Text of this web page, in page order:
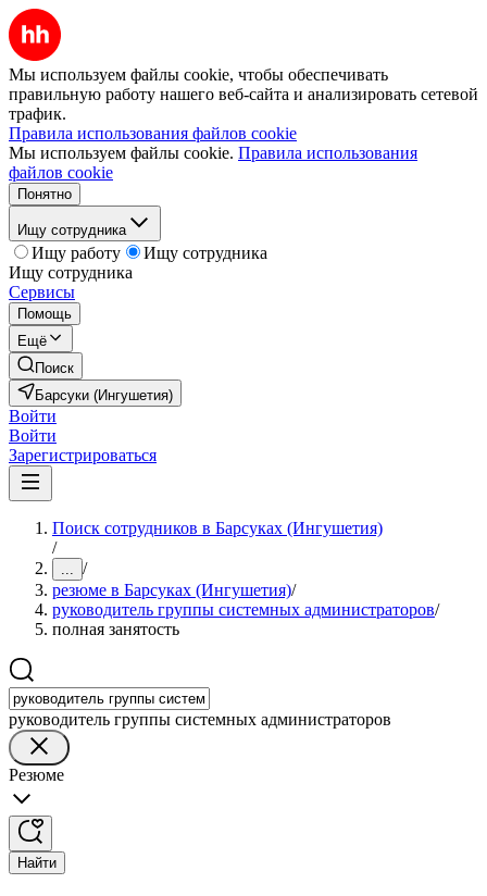
Мы используем файлы cookie, чтобы обеспечивать
правильную работу нашего веб-сайта и анализировать сетевой
трафик.
Правила использования файлов cookie
Мы используем файлы cookie. Правила использования
файлов cookie
Понятно
Ищу сотрудника
Ищу работу
Ищу сотрудника
Ищу сотрудника
Сервисы
Помощь
Ещё
Поиск
Барсуки (Ингушетия)
Войти
Войти
Зарегистрироваться
Поиск сотрудников в Барсуках (Ингушетия)
/
... /
резюме в Барсуках (Ингушетия)/
руководитель группы системных администраторов/
полная занятость
руководитель группы системных администраторов
Резюме
Найти